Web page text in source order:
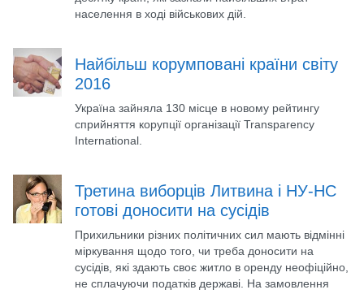
населення в ході військових дій.
Найбільш корумповані країни світу
2016
Україна зайняла 130 місце в новому рейтингу
сприйняття корупції організації Transparency
International.
Третина виборців Литвина і НУ-НС
готові доносити на сусідів
Прихильники різних політичних сил мають відмінні
міркування щодо того, чи треба доносити на
сусідів, які здають своє житло в оренду неофіційно,
не сплачуючи податків державі. На замовлення